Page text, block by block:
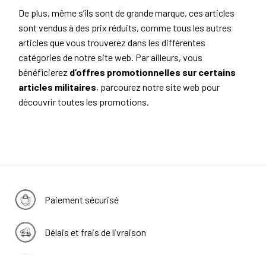
De plus, même s’ils sont de grande marque, ces articles
sont vendus à des prix réduits, comme tous les autres
articles que vous trouverez dans les différentes
catégories de notre site web. Par ailleurs, vous
bénéficierez d’offres promotionnelles sur certains
articles militaires, parcourez notre site web pour
découvrir toutes les promotions.
Paiement sécurisé
Délais et frais de livraison